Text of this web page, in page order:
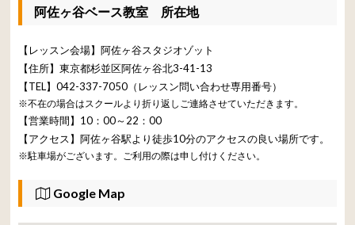
阿佐ヶ谷ベース教室 所在地
【レッスン会場】阿佐ヶ谷スタジオゾット
【住所】東京都杉並区阿佐ヶ谷北3-41-13
【TEL】042-337-7050（レッスン問い合わせ専用番号）
※不在の場合はスクールより折り返しご連絡させていただきます。
【営業時間】10：00～22：00
【アクセス】阿佐ヶ谷駅より徒歩10分のアクセスの良い場所です。
※駐車場がございます。ご利用の際は申し付けください。
Google Map